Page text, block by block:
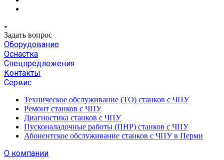
Задать вопрос
Оборудование
Оснастка
Спецпредложения
Контакты
Сервис
Техническое обслуживание (ТО) станков с ЧПУ
Ремонт станков с ЧПУ
Диагностика станков с ЧПУ
Пусконаладочные работы (ПНР) станков с ЧПУ
Абонентское обслуживание станков с ЧПУ в Перми
О компании